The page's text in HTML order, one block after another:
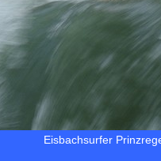
Eisbachsurfer